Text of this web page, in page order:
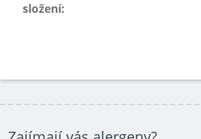
složení: